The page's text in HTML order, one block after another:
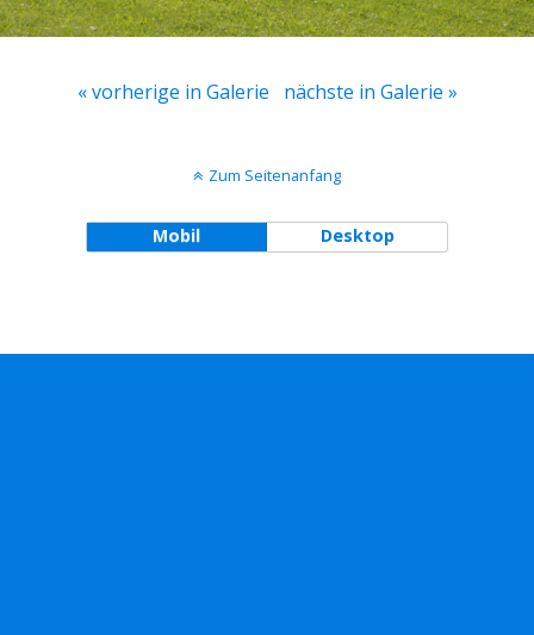
« vorherige in Galerie nächste in Galerie »
Zum Seitenanfang
Mobil Desktop